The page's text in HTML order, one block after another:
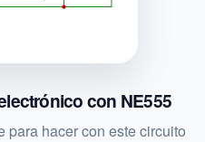
con NE555
para hacer con este circuito